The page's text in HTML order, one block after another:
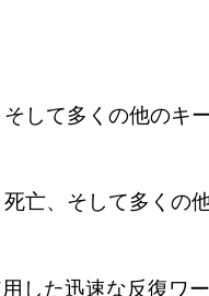
して多くの他のキ
亡、そして多くの
した迅速な反復ワ